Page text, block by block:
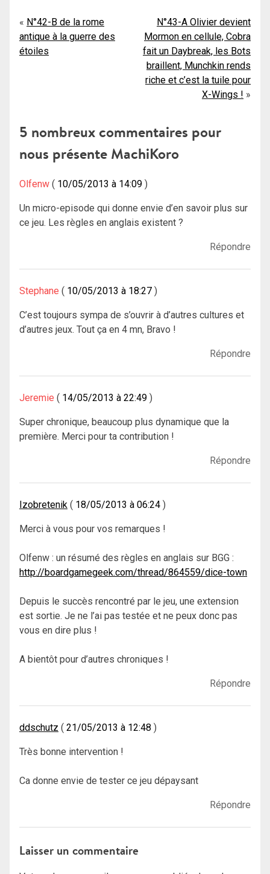
Navigation
de
N°42-B de la rome
antique à la guerre des
étoiles
N°43-A Olivier devient
Mormon en cellule, Cobra
fait un Daybreak, les Bots
braillent, Munchkin rends
riche et c’est la tuile pour
X-Wings !
5 nombreux commentaires pour
nous présente MachiKoro
Olfenw 10/05/2013 à 14:09
Un micro-episode qui donne envie d’en savoir plus sur
ce jeu. Les règles en anglais existent ?
Répondre
Stephane 10/05/2013 à 18:27
C’est toujours sympa de s’ouvrir à d’autres cultures et
d’autres jeux. Tout ça en 4 mn, Bravo !
Répondre
Jeremie 14/05/2013 à 22:49
Super chronique, beaucoup plus dynamique que la
première. Merci pour ta contribution !
Répondre
Izobretenik 18/05/2013 à 06:24
Merci à vous pour vos remarques !
Olfenw : un résumé des règles en anglais sur BGG :
http://boardgamegeek.com/thread/864559/dice-town
Depuis le succès rencontré par le jeu, une extension
est sortie. Je ne l’ai pas testée et ne peux donc pas
vous en dire plus !
A bientôt pour d’autres chroniques !
Répondre
ddschutz 21/05/2013 à 12:48
Très bonne intervention !
Ca donne envie de tester ce jeu dépaysant
Répondre
Laisser un commentaire